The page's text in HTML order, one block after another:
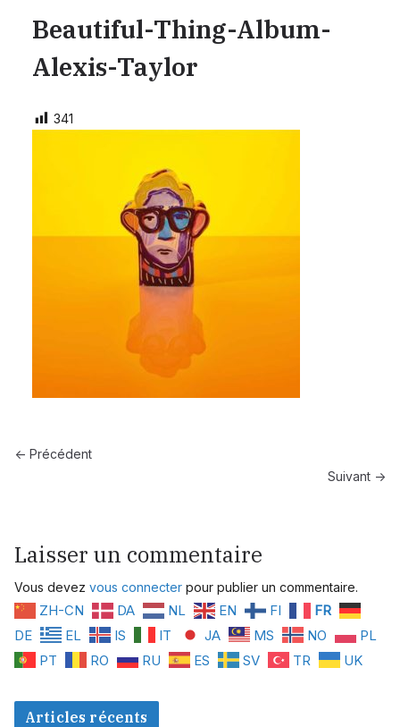
Beautiful-Thing-Album-
Alexis-Taylor
341
← Précédent
Suivant →
Laisser un commentaire
Vous devez vous connecter pour publier un commentaire.
ZH-CN DA NL EN FI
FR
DE
EL IS IT JA MS NO
PL
PT
RO RU ES SV TR UK
Articles récents